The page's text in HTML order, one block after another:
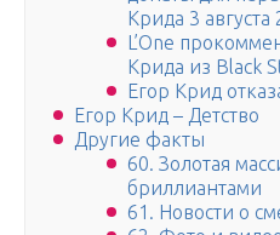
Крида 3 августа
L’One
Крида из Black
Егор Крид
Егор Крид – Детство
Другие факты
60. Золотая
бриллиантами
61. Новости о